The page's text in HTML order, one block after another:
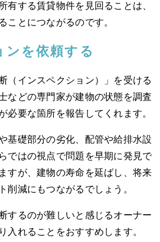
有する賃貸物件を見回ることは、
ことにつながるのです。
を依頼する
（インスペクション）」を受ける
などの専門家が建物の状態を調査
必要な箇所を報告してくれます。
基礎部分の劣化、配管や給排水設
ではの視点で問題を早期に発見で
すが、建物の寿命を延ばし、将来
削減にもつながるでしょう。
するのが難しいと感じるオーナー
入れることをおすすめします。